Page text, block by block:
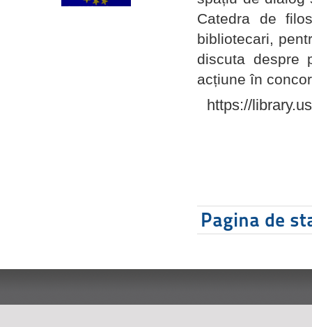
Catedra de
bibliotecari,
discuta despre
acțiune în
https://
Pagina de